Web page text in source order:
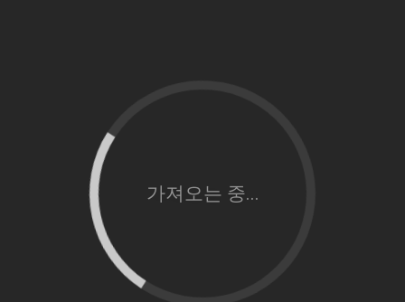
가져오는 중...